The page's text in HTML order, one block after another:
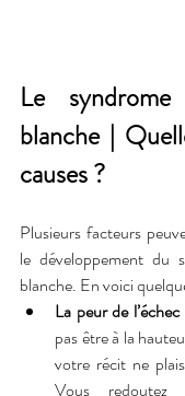
Le
blanche |
causes ?
Plusieurs facteurs
le développement du
blanche. En voici
La peur de l’échec
pas être à la
votre récit ne
Vous